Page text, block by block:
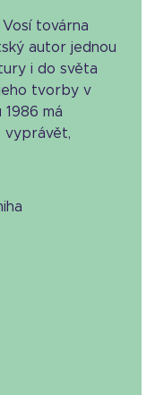
továrna
autor jednou
i do světa
tvorby v
má
vyprávět,